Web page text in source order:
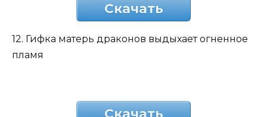
Скачать
12. Гифка матерь драконов выдыхает огненное
пламя
Скачать